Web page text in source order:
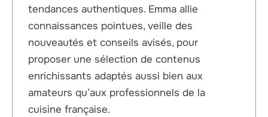
tendances authentiques. Emma allie
connaissances pointues, veille des
nouveautés et conseils avisés, pour
proposer une sélection de contenus
enrichissants adaptés aussi bien aux
amateurs qu’aux professionnels de la
cuisine française.